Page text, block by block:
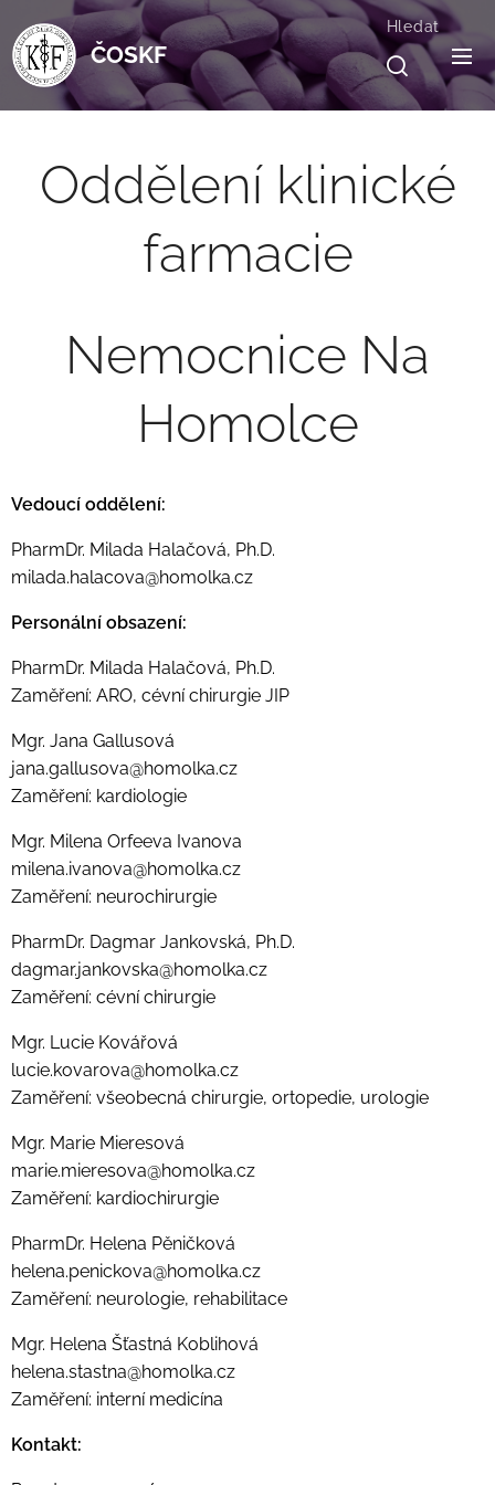
ČOSKF
Hledat
Oddělení klinické
farmacie
Nemocnice Na
Homolce
Vedoucí oddělení:
PharmDr. Milada Halačová, Ph.D.
milada.halacova@homolka.cz
Personální obsazení:
PharmDr. Milada Halačová, Ph.D.
Zaměření: ARO, cévní chirurgie JIP
Mgr. Jana Gallusová
jana.gallusova@homolka.cz
Zaměření: kardiologie
Mgr. Milena Orfeeva Ivanova
milena.ivanova@homolka.cz
Zaměření: neurochirurgie
PharmDr. Dagmar Jankovská, Ph.D.
dagmar.jankovska@homolka.cz
Zaměření: cévní chirurgie
Mgr. Lucie Kovářová
lucie.kovarova@homolka.cz
Zaměření: všeobecná chirurgie, ortopedie, urologie
Mgr. Marie Mieresová
marie.mieresova@homolka.cz
Zaměření: kardiochirurgie
PharmDr. Helena Pěničková
helena.penickova@homolka.cz
Zaměření: neurologie, rehabilitace
Mgr. Helena Šťastná Koblihová
helena.stastna@homolka.cz
Zaměření: interní medicína
Kontakt: